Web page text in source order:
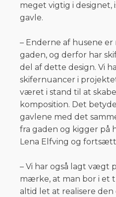
meget vigtig i
gavle.
– Enderne af husene
gaden, og derfor har
del af dette design. Vi
skifernuancer i
været i stand til at
komposition. Det
gavlene med det
fra gaden og kigger på
Lena Elfving og
– Vi har også lagt vægt
mærke, at man bor i et
altid let at realisere den